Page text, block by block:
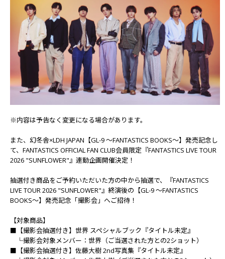
※内容は予告なく変更になる場合があります。
また、幻冬舎×LDH JAPAN【GL-9 ～FANTASTICS BOOKS～】発売記念し
て、FANTASTICS OFFICIAL FAN CLUB会員限定『FANTASTICS LIVE TOUR
2026 "SUNFLOWER"』連動企画開催決定！
抽選付き商品をご予約いただいた方の中から抽選で、『FANTASTICS
LIVE TOUR 2026 "SUNFLOWER"』終演後の【GL-9 ～FANTASTICS
BOOKS～】発売記念「撮影会」へご招待！
【対象商品】
■【撮影会抽選付き】世界 スペシャルブック『タイトル未定』
└撮影会対象メンバー：世界（ご当選された方との2ショット）
■【撮影会抽選付き】佐藤大樹 2nd写真集『タイトル未定』